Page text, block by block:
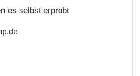
es selbst erprobt